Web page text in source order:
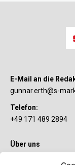
E-Mail an die
gunnar.erth@s-
Telefon:
+49 171 489 2894
Über uns